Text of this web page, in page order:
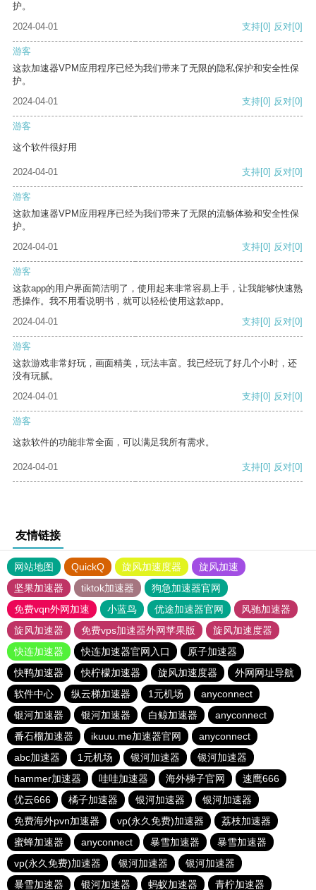
护。
2024-04-01
支持[0] 反对[0]
游客
这款加速器VPM应用程序已经为我们带来了无限的隐私保护和安全性保
护。
2024-04-01
支持[0] 反对[0]
游客
这个软件很好用
2024-04-01 支持[0] 反对[0]
游客
这款加速器VPM应用程序已经为我们带来了无限的流畅体验和安全性保
护。
2024-04-01
支持[0] 反对[0]
游客
这款app的用户界面简洁明了，使用起来非常容易上手，让我能够快速熟
悉操作。我不用看说明书，就可以轻松使用这款app。
2024-04-01
支持[0] 反对[0]
游客
这款游戏非常好玩，画面精美，玩法丰富。我已经玩了好几个小时，还
没有玩腻。
2024-04-01
支持[0] 反对[0]
游客
这款软件的功能非常全面，可以满足我所有需求。
2024-04-01 支持[0] 反对[0]
友情链接
网站地图 QuickQ 旋风加速度器
旋风加速
坚果加速器
tiktok加速器
狗急加速器官网
免费vqn外网加速
小蓝鸟 优途加速器官网
风驰加速器
旋风加速器
免费vps加速器外网苹果版
旋风加速度器
快连加速器
快连加速器官网入口
原子加速器
快鸭加速器
快柠檬加速器 旋风加速度器
外网网址导航
软件中心
纵云梯加速器 1元机场
anyconnect
银河加速器
银河加速器 白鲸加速器
anyconnect
番石榴加速器
ikuuu.me加速器官网
anyconnect
abc加速器
1元机场 银河加速器
银河加速器
hammer加速器
哇哇加速器 海外梯子官网
速鹰666
优云666
橘子加速器 银河加速器
银河加速器
免费海外pvn加速器
vp(永久免费)加速器
荔枝加速器
蜜蜂加速器
anyconnect 暴雪加速器
暴雪加速器
vp(永久免费)加速器
银河加速器
银河加速器
暴雪加速器
银河加速器 蚂蚁加速器 青柠加速器